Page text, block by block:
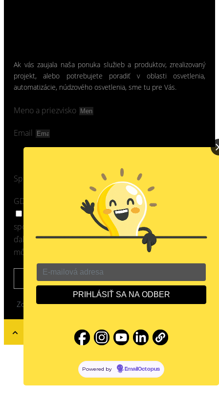
Ak vás zaujala naša ponuka služieb a produktov, zrealizovaný
projekt, alebo potrebujete poradiť v oblasti osvetlenia,
automatizácie, núdzového osvetlenia, sme tu pre Vás.
Meno a priezvisko
Email
Správa
GDPR
Súhlasím so spracovaním osobných údajov
spoločnosťou ProfiLIGHT Corporation, s.r.o. pre účely
ďalšej komunikácie a zasielanie Newsletter. Váš súhlas
môžete kedykoľvek odvolať.
ODOSLAŤ
Zo
naklikal kolektív ProfiLIGHT Corporation, s.r.o. ©
Powered by EmailOctopus